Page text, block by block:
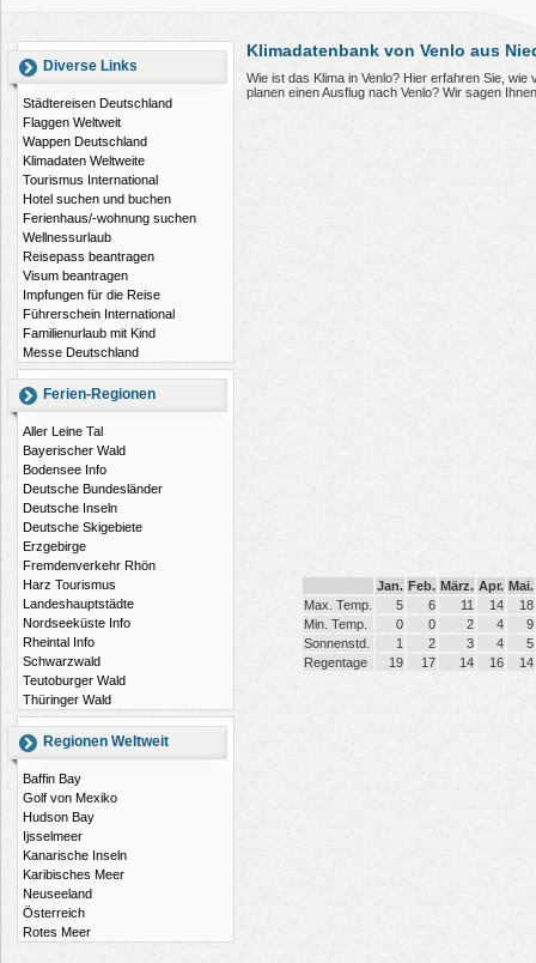
Diverse Links
Städtereisen Deutschland
Flaggen Weltweit
Wappen Deutschland
Klimadaten Weltweite
Tourismus International
Hotel suchen und buchen
Ferienhaus/-wohnung suchen
Wellnessurlaub
Reisepass beantragen
Visum beantragen
Impfungen für die Reise
Führerschein International
Familienurlaub mit Kind
Messe Deutschland
Ferien-Regionen
Aller Leine Tal
Bayerischer Wald
Bodensee Info
Deutsche Bundesländer
Deutsche Inseln
Deutsche Skigebiete
Erzgebirge
Fremdenverkehr Rhön
Harz Tourismus
Landeshauptstädte
Nordseeküste Info
Rheintal Info
Schwarzwald
Teutoburger Wald
Thüringer Wald
Regionen Weltweit
Baffin Bay
Golf von Mexiko
Hudson Bay
Ijsselmeer
Kanarische Inseln
Karibisches Meer
Neuseeland
Österreich
Rotes Meer
Klimadatenbank von Venlo aus
Wie ist das Klima in Venlo? Hier erfahren Sie,
planen einen Ausflug nach Venlo? Wir sagen
Jan. Feb. März. Apr. Mai.
Max. Temp.
5 6 11 14
18
Min. Temp.
0 0 2 4
9
Sonnenstd.
1 2 3 4
5
Regentage
19 17 14 16 14